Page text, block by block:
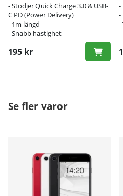
- Stödjer Quick Charge 3.0 & USB-
C PD (Power Delivery)
- 1m längd
- Snabb hastighet
195 kr
-
-
-
Se fler varor